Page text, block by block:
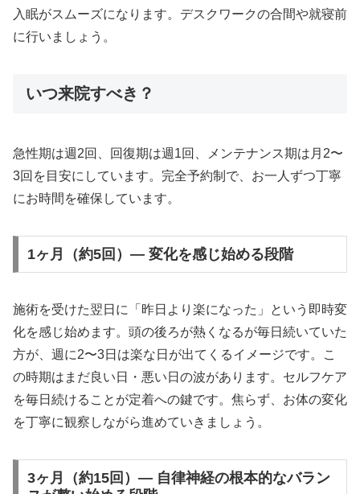
入眠がスムーズになります。デスクワークの合間や就寝前
に行いましょう。
いつ来院すべき？
急性期は週2回、回復期は週1回、メンテナンス期は月2〜
3回を目安にしています。完全予約制で、お一人ずつ丁寧
にお時間を確保しています。
1ヶ月（約5回）— 変化を感じ始める段階
施術を受けた翌日に「昨日より楽になった」という即時変
化を感じ始めます。頭の後ろが熱くなるが毎日続いていた
方が、週に2〜3日は楽な日が出てくるイメージです。こ
の時期はまだ良い日・悪い日の波があります。セルフケア
を毎日続けることが定着への鍵です。焦らず、お体の変化
を丁寧に観察しながら進めていきましょう。
3ヶ月（約15回）— 自律神経の根本的なバラン